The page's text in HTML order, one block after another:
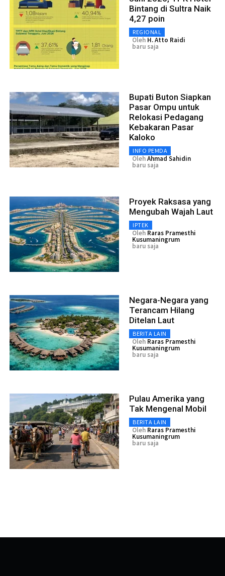
Bintang di Sultra Naik
4,27 poin
REGIONAL
Oleh H. Atto Raidi
baru saja
Bupati Buton Siapkan
Pasar Ompu untuk
Relokasi Pedagang
Kebakaran Pasar
Kaloko
INFO PEMDA
OlehAhmad Sahidin
baru saja
Proyek Raksasa yang
Mengubah Wajah Laut
IPTEK
Oleh Raras Pramesthi
Kusumaningrum
baru saja
Negara-Negara yang
Terancam Hilang
Ditelan Laut
BERITA LAIN
Oleh Raras Pramesthi
Kusumaningrum
baru saja
Pulau Amerika yang
Tak Mengenal Mobil
BERITA LAIN
Oleh Raras Pramesthi
Kusumaningrum
baru saja